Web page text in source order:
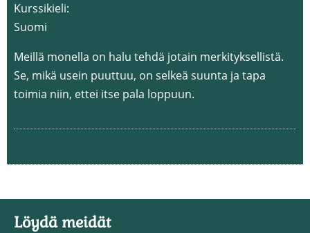
Kurssikieli:
Suomi
Meillä monella on halu tehdä jotain merkityksellistä.
Se, mikä usein puuttuu, on selkeä suunta ja tapa
toimia niin, ettei itse pala loppuun.
Löydä meidät